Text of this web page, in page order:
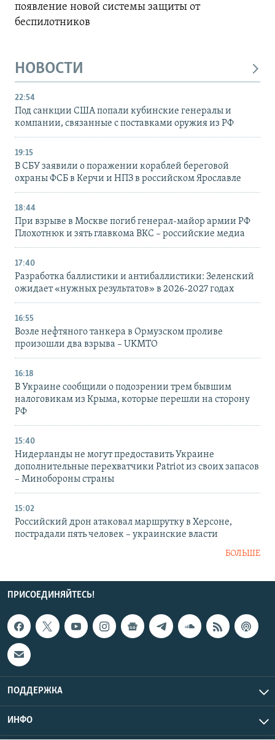
появление новой системы защиты от
беспилотников
НОВОСТИ
22:54
Под санкции США попали кубинские генералы и
компании, связанные с поставками оружия из РФ
19:15
В СБУ заявили о поражении кораблей береговой
охраны ФСБ в Керчи и НПЗ в российском Ярославле
18:44
При взрыве в Москве погиб генерал-майор армии РФ
Плохотнюк и зять главкома ВКС – российские медиа
17:40
Разработка баллистики и антибаллистики: Зеленский
ожидает «нужных результатов» в 2026-2027 годах
16:55
Возле нефтяного танкера в Ормузском проливе
произошли два взрыва – UKMTO
16:18
В Украине сообщили о подозрении трем бывшим
налоговикам из Крыма, которые перешли на сторону
РФ
15:40
Нидерланды не могут предоставить Украине
дополнительные перехватчики Patriot из своих запасов
– Минобороны страны
15:02
Российский дрон атаковал маршрутку в Херсоне,
пострадали пять человек – украинские власти
БОЛЬШЕ
ПРИСОЕДИНЯЙТЕСЬ!
ПОДДЕРЖКА
ИНФО